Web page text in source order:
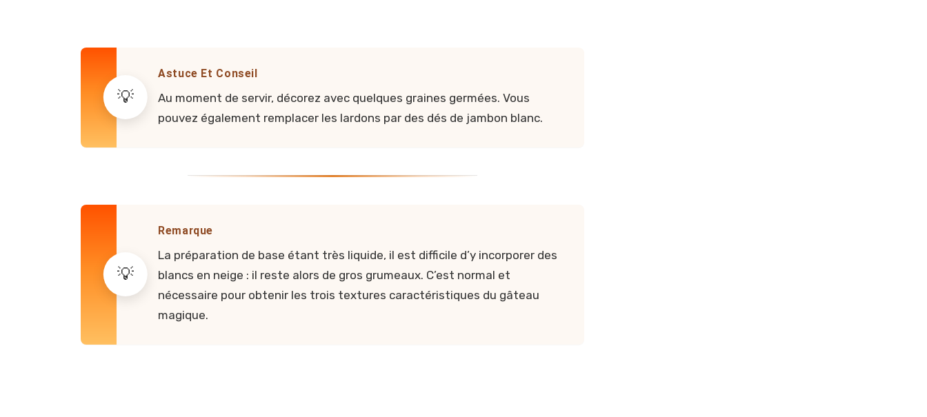
Astuce Et Conseil
Au moment de servir, décorez avec quelques graines germées. Vous
pouvez également remplacer les lardons par des dés de jambon blanc.
Remarque
La préparation de base étant très liquide, il est difficile d’y incorporer des
blancs en neige : il reste alors de gros grumeaux. C’est normal et
nécessaire pour obtenir les trois textures caractéristiques du gâteau
magique.